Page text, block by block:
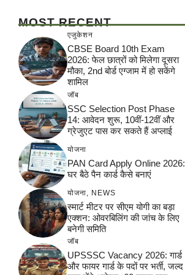
MOST RECENT
एजुकेशन
CBSE Board 10th Exam
2026: फेल छात्रों को मिलेगा दूसरा
मौका, 2nd बोर्ड एग्जाम में हो सकेंगे
शामिल
जॉब
SSC Selection Post Phase
14: आवेदन शुरू, 10वीं-12वीं और
ग्रेजुएट पास कर सकते हैं अप्लाई
योजना
PAN Card Apply Online 2026:
घर बैठे पैन कार्ड कैसे बनाएं
योजना NEWS
स्मार्ट मीटर पर सीएम योगी का बड़ा
एक्शन: ओवरबिलिंग की जांच के लिए
बनेगी समिति
जॉब
UPSSSC Vacancy 2026: गार्ड
और फायर गार्ड के पदों पर भर्ती, जल्द